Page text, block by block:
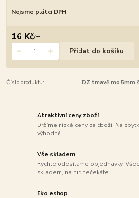
Nejsme plátci DPH
16 Kč/m
Přidat do košíku
Číslo produktu: DZ tmavě mo 5mm
Atraktivní ceny zboží
Držíme nízké ceny za zboží. Na
výhodně.
Vše skladem
Rychle odesíláme objednávky.
skladem, na nic nečekáte.
Eko eshop